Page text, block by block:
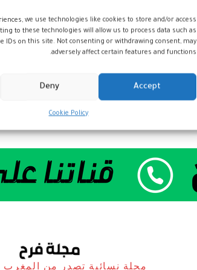
we use technologies like cookies to store and/or access
to these technologies will allow us to process data such as
IDs on this site. Not consenting or withdrawing consent, may
adversely affect certain features and functions.
Accept
Deny
Cookie Policy
مجلة نسائية تصدر من المغرب